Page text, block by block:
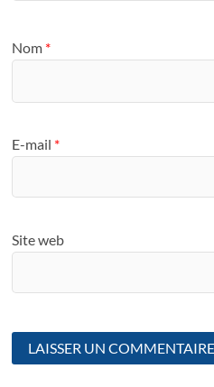
Nom *
E-mail *
Site web